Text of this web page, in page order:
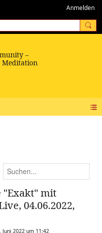
Anmelden
"Exakt" mit
04.06.2022,
Juni 2022 um 11:42